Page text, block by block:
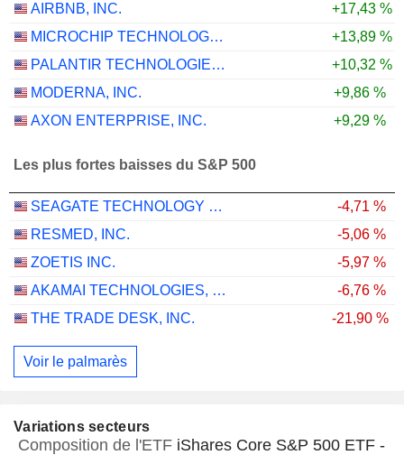
AIRBNB, INC.
+17,43 %
MICROCHIP TECHNOLOGY INCORPORATED
+13,89 %
PALANTIR TECHNOLOGIES INC.
+10,32 %
MODERNA, INC.
+9,86 %
AXON ENTERPRISE, INC.
+9,29 %
Les plus fortes baisses du S&P 500
SEAGATE TECHNOLOGY HOLDINGS PLC
-4,71 %
RESMED, INC.
-5,06 %
ZOETIS INC.
-5,97 %
AKAMAI TECHNOLOGIES, INC.
-6,76 %
THE TRADE DESK, INC.
-21,90 %
Voir le palmarès
Variations secteurs
Composition de l'ETF iShares Core S&P 500 ETF -